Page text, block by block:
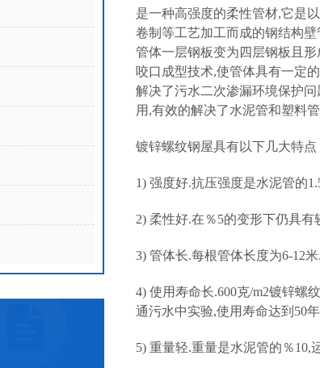
是一种高强度的柔性管材,它是
卷制等工艺加工而成的钢结构壁
管体一层钢板变为四层钢板且
咬口成型技术,使管体具有一定
解决了污水二次渗漏环境保护
用,有效的解决了水泥管和塑料
镀锌螺纹钢屋具有以下几大特点
1) 强度好.抗压强度是水泥管的
2) 柔性好.在 ％5的变形下仍具有
3) 管体长.每根管体长度为6-12米.
4) 使用寿命长.600克/m2镀锌螺
通污水中实验,使用寿命达到50
5) 重量轻.重量是水泥管的 ％10,